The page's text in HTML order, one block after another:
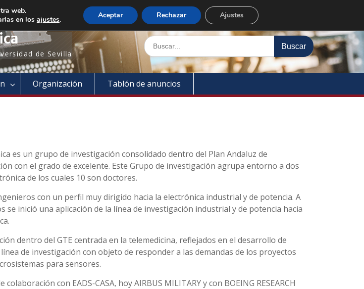
departamento! Enlaces rápidos
de Sevilla
Buscar:
Organización Tablón de anuncios
es un grupo de investigación consolidado dentro del Plan Andaluz de
con el grado de excelente. Este Grupo de investigación agrupa entorno a dos
de los cuales 10 son doctores.
con un perfil muy dirigido hacia la electrónica industrial y de potencia. A
inició una aplicación de la línea de investigación industrial y de potencia hacia
dentro del GTE centrada en la telemedicina, reflejados en el desarrollo de
de investigación con objeto de responder a las demandas de los proyectos
para sensores.
con EADS-CASA, hoy AIRBUS MILITARY y con BOEING RESEARCH
web.
en losajustes. Aceptar Rechazar Ajustes